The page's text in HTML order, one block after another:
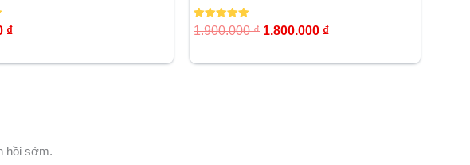
₫
Được xếp
hạng
1.900.000₫ 1.800.000 ₫
hồi sớm.